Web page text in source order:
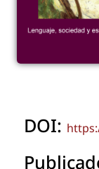
DOI: